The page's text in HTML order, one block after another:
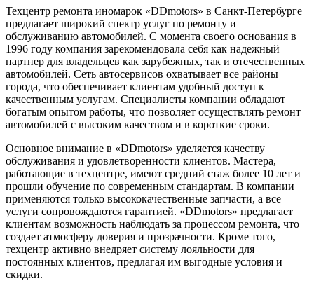
Техцентр ремонта иномарок «DDmotors» в Санкт-Петербурге
предлагает широкий спектр услуг по ремонту и
обслуживанию автомобилей. С момента своего основания в
1996 году компания зарекомендовала себя как надежный
партнер для владельцев как зарубежных, так и отечественных
автомобилей. Сеть автосервисов охватывает все районы
города, что обеспечивает клиентам удобный доступ к
качественным услугам. Специалисты компании обладают
богатым опытом работы, что позволяет осуществлять ремонт
автомобилей с высоким качеством и в короткие сроки.
Основное внимание в «DDmotors» уделяется качеству
обслуживания и удовлетворенности клиентов. Мастера,
работающие в техцентре, имеют средний стаж более 10 лет и
прошли обучение по современным стандартам. В компании
применяются только высококачественные запчасти, а все
услуги сопровождаются гарантией. «DDmotors» предлагает
клиентам возможность наблюдать за процессом ремонта, что
создает атмосферу доверия и прозрачности. Кроме того,
техцентр активно внедряет систему лояльности для
постоянных клиентов, предлагая им выгодные условия и
скидки.